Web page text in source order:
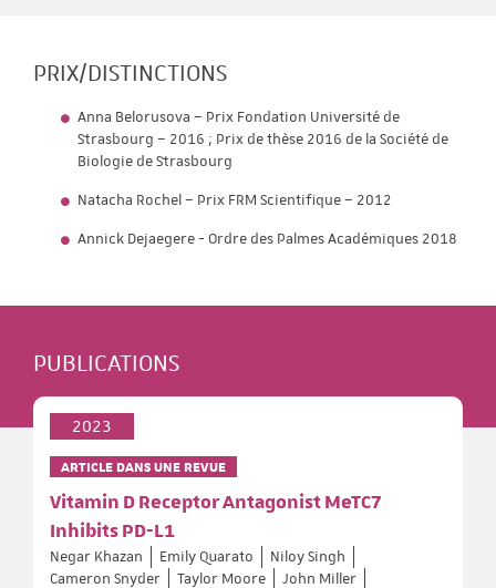
PRIX/DISTINCTIONS
Anna Belorusova – Prix Fondation Université de
Strasbourg – 2016 ; Prix de thèse 2016 de la Société de
Biologie de Strasbourg
Natacha Rochel – Prix FRM Scientifique – 2012
Annick Dejaegere - Ordre des Palmes Académiques 2018
PUBLICATIONS
2023
ARTICLE DANS UNE REVUE
Vitamin D Receptor Antagonist MeTC7
Inhibits PD-L1
Negar Khazan Emily Quarato
Niloy Singh
Cameron Snyder
Taylor Moore
John Miller